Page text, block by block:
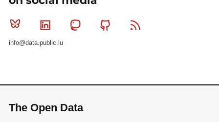
Bluesky Linkedin MastodonGithub
info@data.public.lu
The Open Data